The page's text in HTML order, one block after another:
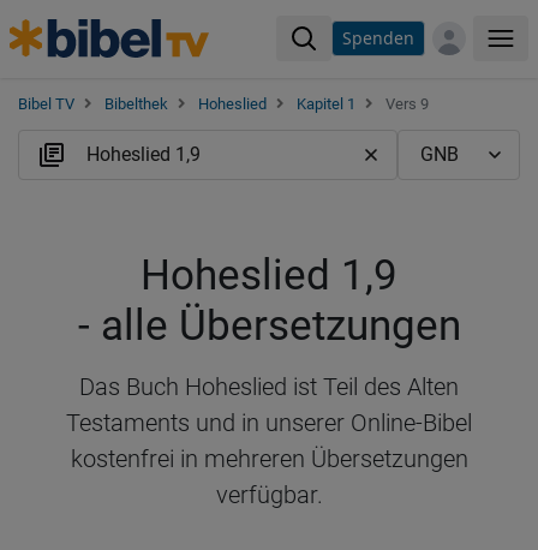
Spenden
Bibel TV Bibelthek Hoheslied Kapitel 1 Vers 9
Hoheslied 1,9
- alle Übersetzungen
Das Buch Hoheslied ist Teil des Alten
Testaments und in unserer Online-Bibel
kostenfrei in mehreren Übersetzungen
verfügbar.